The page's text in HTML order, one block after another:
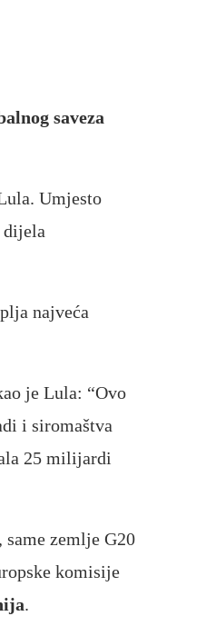
saveza
Umjesto
dijela
najveća
je Lula: “Ovo
i siromaštva
25 milijardi
zemlje G20
komisije
.